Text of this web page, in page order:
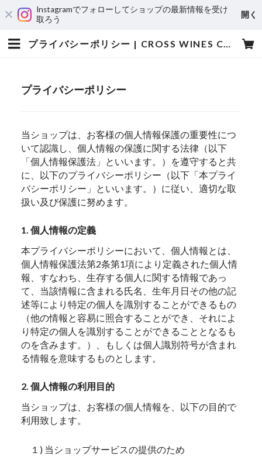
Instagramでフォローしてショップの最新情報を受け
取ろう
開く
プライバシーポリシー | CROSS WINES CLUB
プライバシーポリシー
当ショップは、お客様の個人情報保護の重要性につ
いて認識し、個人情報の保護に関する法律（以下
「個人情報保護法」といいます。）を遵守すると共
に、以下のプライバシーポリシー（以下「本プライ
バシーポリシー」といいます。）に従い、適切な取
扱い及び保護に努めます。
1. 個人情報の定義
本プライバシーポリシーにおいて、個人情報とは、
個人情報保護法第2条第1項により定義された個人情
報、すなわち、生存する個人に関する情報であっ
て、当該情報に含まれる氏名、生年月日その他の記
述等により特定の個人を識別することができるもの
（他の情報と容易に照合することができ、それによ
り特定の個人を識別することができることとなるも
のを含みます。）、もしくは個人識別符号が含まれ
る情報を意味するものとします。
2. 個人情報の利用目的
当ショップは、お客様の個人情報を、以下の目的で
利用致します。
１) 当ショップサービスの提供のため